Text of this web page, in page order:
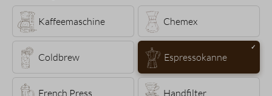
Kaffeemaschine Chemex
Coldbrew Espressokanne
French Press Handfilter